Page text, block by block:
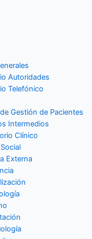
Autoridades
Telefónico
Gestión de Pacientes
Intermedios
Clínico
Externa